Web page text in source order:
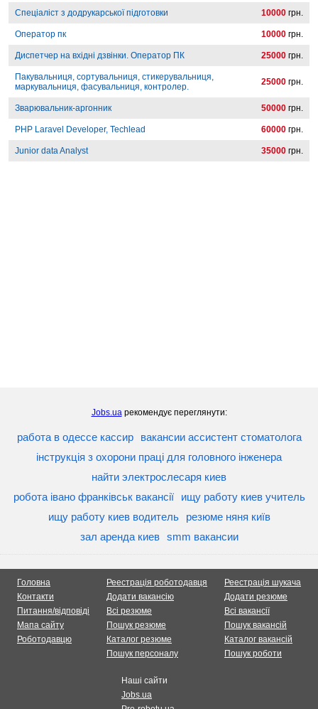
Спеціаліст з додрукарської підготовки 10000 грн.
Оператор пк 10000 грн.
Диспетчер на вхідні дзвінки. Оператор ПК 25000 грн.
Пакувальниця, сортувальниця, стикерувальниця,
маркувальниця, фасувальниця, контролер.
25000 грн.
Зварювальник-аргонник 50000 грн.
PHP Laravel Developer, Techlead 60000 грн.
Junior data Analyst 35000 грн.
Jobs.uaрекомендує переглянути:
работа в одессе кассир
вакансии ассистент стоматолога
інструкція з охорони праці для головного інженера
найти электрослесаря киев
робота івано франківськ вакансії
ищу работу киев учитель
ищу работу киев водитель
резюме няня київ
зал аренда киев
smm вакансии
Головна
Контакти
Питання/відповіді
Мапа сайту
Роботодавцю
Реестрація роботодавця
Додати вакансію
Всі резюме
Пошук резюме
Каталог резюме
Пошук персоналу
Реестрація шукача
Додати резюме
Всі вакансії
Пошук вакансій
Каталог вакансій
Пошук роботи
Наші сайти
Jobs.ua